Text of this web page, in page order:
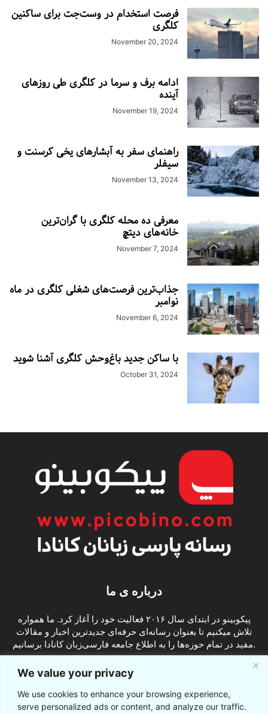
We value your privacy
We use cookies to enhance your browsing experience,
serve personalized ads or content, and analyze our traffic.
فرصت استخدام در وست‌جت برای ساکنین
کلگری
November 20, 2024
ادامه برف و سرما در کلگری طی روزهای
آینده
November 19, 2024
راهنمای سفر به آبشارهای یخی کرسنت و
سیفلر
November 13, 2024
معرفی ده محله کلگری با گران‌ترین
خانه‌های دیتچ
November 7, 2024
جذاب‌ترین فرصت‌های شغلی کلگری در ماه
نوامبر
November 6, 2024
با ساکن جدید باغ‌وحش کلگری آشنا شوید
October 31, 2024
درباره ی ما
پیکوبینو در ابتدای سال ۲۰۱۶ فعالیت خود را آغاز کرد. ما همواره
تلاش میکنیم تا بعنوان رسانه‌ای حرفه‌ای جدیدترین اخبار و مقالات
مفید در تمام حوزه‌ها را به اطلاع جامعه فارسی‌زبان کانادا برسانیم.
ما را دنبال کنید